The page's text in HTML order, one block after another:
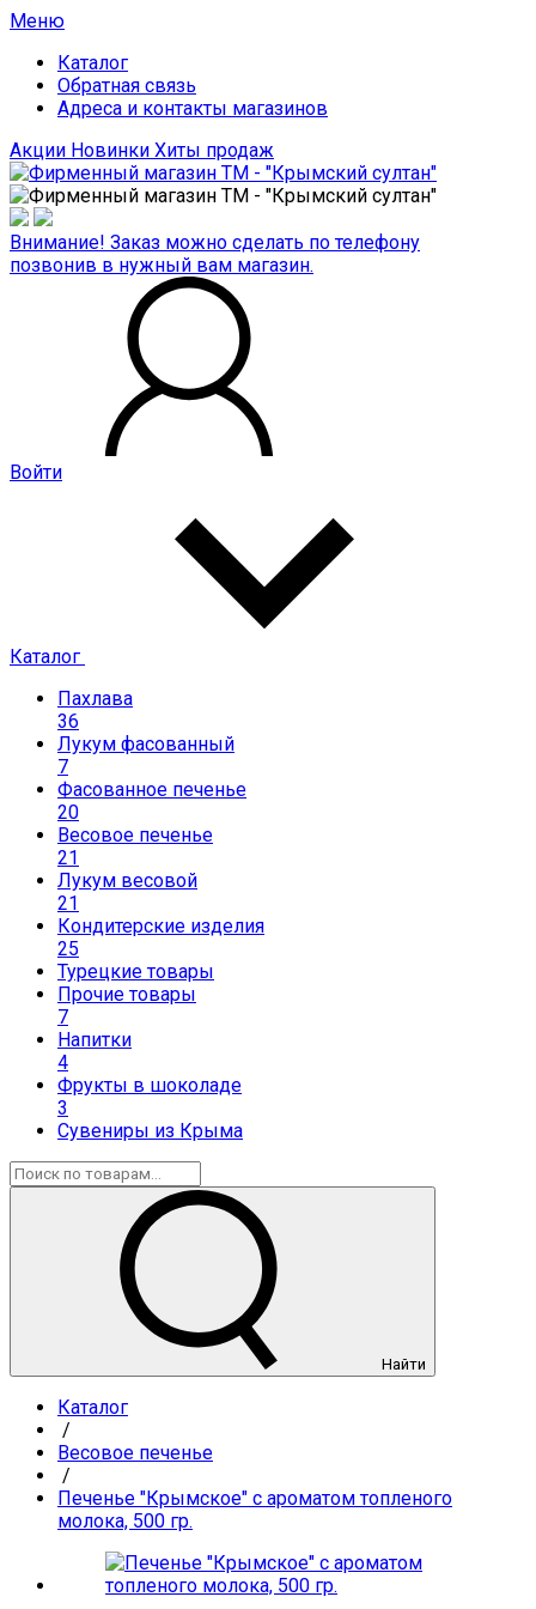
Меню
Каталог
Обратная связь
Адреса и контакты магазинов
Акции Новинки Хиты продаж
Внимание! Заказ можно сделать по телефону
позвонив в нужный вам магазин.
Войти
Каталог
Пахлава
36
Лукум фасованный
7
Фасованное печенье
20
Весовое печенье
21
Лукум весовой
21
Кондитерские изделия
25
Турецкие товары
Прочие товары
7
Напитки
4
Фрукты в шоколаде
3
Сувениры из Крыма
Найти
Каталог
/
Весовое печенье
/
Печенье "Крымское" с ароматом топленого
молока, 500 гр.